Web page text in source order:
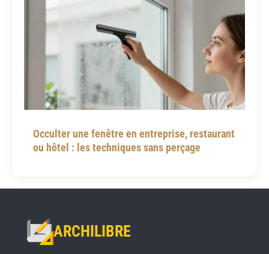
Occulter une fenêtre en entreprise, restaurant
ou hôtel : les techniques sans perçage
ARCHILIBRE